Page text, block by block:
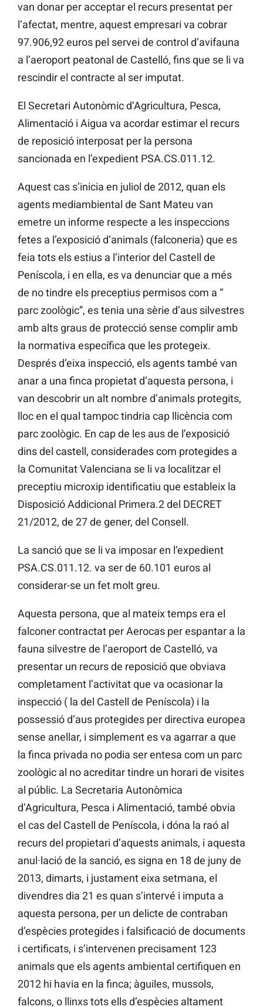
van donar per acceptar el recurs presentat per
l’afectat, mentre, aquest empresari va cobrar
97.906,92 euros pel servei de control d’avifauna
a l’aeroport peatonal de Castelló, fins que se li va
rescindir el contracte al ser imputat.
El Secretari Autonòmic d’Agricultura, Pesca,
Alimentació i Aigua va acordar estimar el recurs
de reposició interposat per la persona
sancionada en l’expedient PSA.CS.011.12.
Aquest cas s’inicia en juliol de 2012, quan els
agents mediambiental de Sant Mateu van
emetre un informe respecte a les inspeccions
fetes a l’exposició d’animals (falconeria) que es
feia tots els estius a l’interior del Castell de
Peníscola, i en ella, es va denunciar que a més
de no tindre els preceptius permisos com a “
parc zoològic”, es tenia una sèrie d’aus silvestres
amb alts graus de protecció sense complir amb
la normativa específica que les protegeix.
Després d’eixa inspecció, els agents també van
anar a una finca propietat d’aquesta persona, i
van descobrir un alt nombre d’animals protegits,
lloc en el qual tampoc tindria cap llicència com
parc zoològic. En cap de les aus de l’exposició
dins del castell, considerades com protegides a
la Comunitat Valenciana se li va localitzar el
preceptiu microxip identificatiu que estableix la
Disposició Addicional Primera.2 del DECRET
21/2012, de 27 de gener, del Consell.
La sanció que se li va imposar en l’expedient
PSA.CS.011.12. va ser de 60.101 euros al
considerar-se un fet molt greu.
Aquesta persona, que al mateix temps era el
falconer contractat per Aerocas per espantar a la
fauna silvestre de l’aeroport de Castelló, va
presentar un recurs de reposició que obviava
completament l’activitat que va ocasionar la
inspecció ( la del Castell de Peníscola) i la
possessió d’aus protegides per directiva europea
sense anellar, i simplement es va agarrar a que
la finca privada no podia ser entesa com un parc
zoològic al no acreditar tindre un horari de visites
al públic. La Secretaria Autonòmica
d’Agricultura, Pesca i Alimentació, també obvia
el cas del Castell de Peníscola, i dóna la raó al
recurs del propietari d’aquests animals, i aquesta
anul·lació de la sanció, es signa en 18 de juny de
2013, dimarts, i justament eixa setmana, el
divendres dia 21 es quan s’intervé i imputa a
aquesta persona, per un delicte de contraban
d’espècies protegides i falsificació de documents
i certificats, i s’intervenen precisament 123
animals que els agents ambiental certifiquen en
2012 hi havia en la finca; àguiles, mussols,
falcons, o llinxs tots ells d’espècies altament